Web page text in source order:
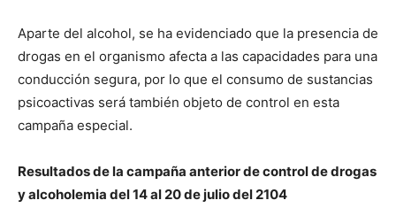
Aparte del alcohol, se ha evidenciado que la presencia de
drogas en el organismo afecta a las capacidades para una
conducción segura, por lo que el consumo de sustancias
psicoactivas será también objeto de control en esta
campaña especial.
Resultados de la campaña anterior de control de drogas
y alcoholemia del 14 al 20 de julio del 2104